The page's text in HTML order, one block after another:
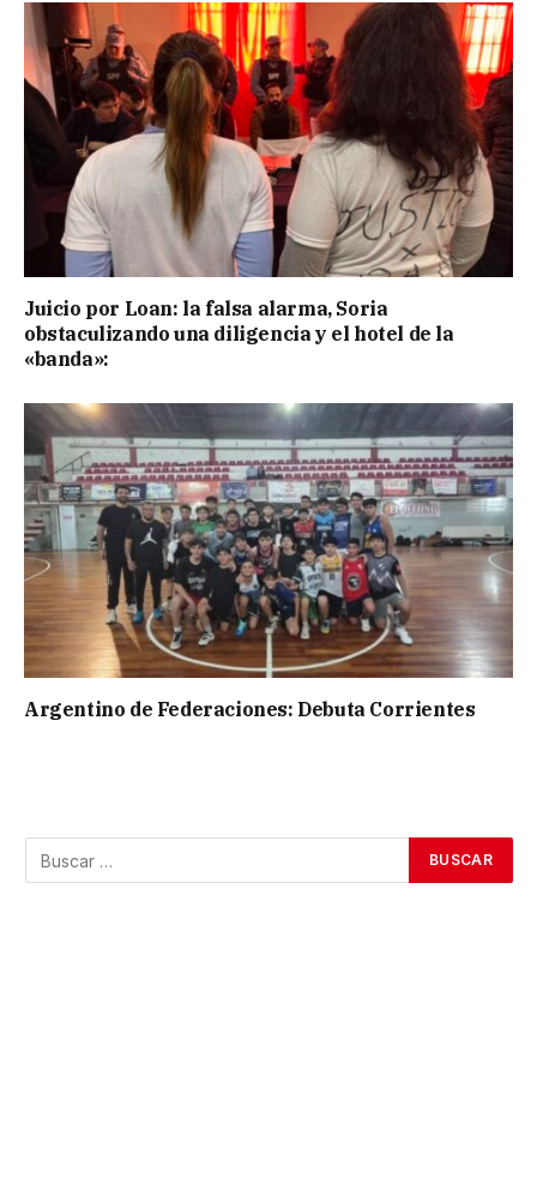
Juicio por Loan: la falsa alarma, Soria
obstaculizando una diligencia y el hotel de la
«banda»:
Argentino de Federaciones: Debuta Corrientes